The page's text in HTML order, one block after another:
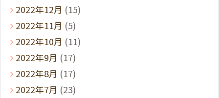
2022年12月 (15)
2022年11月 (5)
2022年10月 (11)
2022年9月 (17)
2022年8月 (17)
2022年7月 (23)